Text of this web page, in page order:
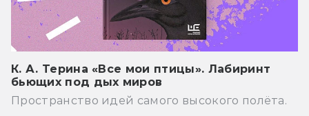
К. А. Терина «Все мои птицы». Лабиринт
бьющих под дых миров
Пространство идей самого высокого полёта.